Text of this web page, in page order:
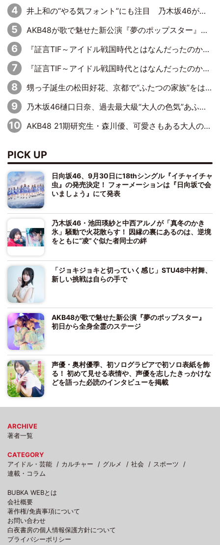
井上和の“やる気フォント”にも注目 乃木坂46が挑んだ書道パフォーマンスの舞台裏
AKB48が歌で魅せた新公演『夢のポップスター』 初日から全身全霊のステージ
『証言TIF～アイドル戦国時代とはなんだったのか～』第6回：でんぱ組.inc・古川未鈴×相沢梨紗「『ハロプロやりたかったな』って言ったら、夢眠ねむさんに『てめえはでんぱ組．incなんだよ！』って肩パンされて(笑)」
『証言TIF～アイドル戦国時代とはなんだったのか～』第11回：私立恵比寿中学・真山りか×安本彩花「TIFで10年ぶりのキョンシーメイクをしたら、場を完全に引かせてしまって。時代が変わったんだなって」
甥っ子誕生の松田好花、京都で“ふたつの家族”をはしご！ “母”黒谷友香に見送られ、“父”松岡昌宏とはハシゴ酒
乃木坂46樋口日奈、過去最大級“大人の色気”あふれる入浴姿披露
AKB48 21期研究生・森川優、可愛さもある大人の女性に
PICK UP
日向坂46、9月30日に18thシングル『イチャイチャ
虫』の発売決定！ フォーメーションは『日向坂で会
いましょう』にて発表
乃木坂46・池田瑛紗と中西アルノが「真冬のかき
氷」騒動で火花散らす！ 因縁の裏にあるのは、逆境
をともに“凌”ぐ似た者同士の絆
「ジョキジョキと切っていく感じ」STU48中村舞、
新しい挑戦は自らの手で
AKB48が歌で魅せた新公演『夢のポップスター』
初日から全身全霊のステージ
声優・奥村優季、初ソログラビアで初ソロ表紙を飾
る！ 初めて見せる表情や、声優を志したきっかけな
どを語った必読のインタビューを掲載
ARCHIVE
著者一覧
CATEGORY
アイドル・芸能
カルチャー グルメ 社会
スポーツ
連載・コラム
BUBKA WEBとは
会社概要
著作権/免責事項について
お問い合わせ
白夜書房の個人情報保護方針について
プライバシーポリシー